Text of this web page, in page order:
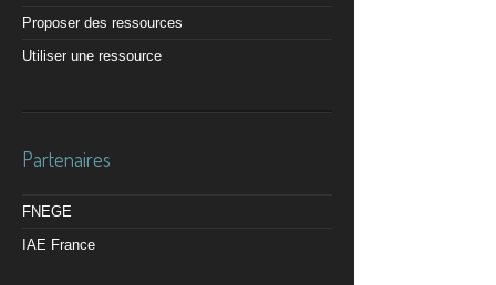
Proposer des ressources
Utiliser une ressource
Partenaires
FNEGE
IAE France